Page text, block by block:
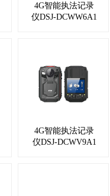
4G智能执法记录
仪DSJ-DCWW6A1
4G智能执法记录
仪DSJ-DCWV9A1